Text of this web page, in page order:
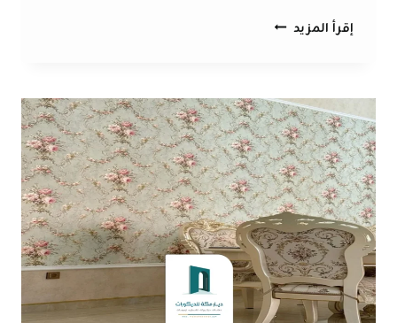
إقرأ المزيد حواجز
0562525651
–
ديكور
بارتشن
مكة